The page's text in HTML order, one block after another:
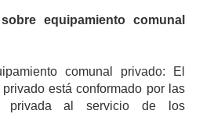
equipamiento comunal
comunal privado: El
está conformado por las
privada al servicio de los